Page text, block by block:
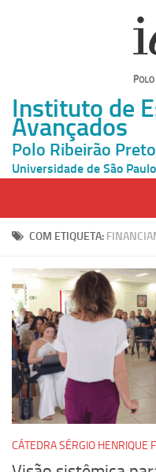
Instituto de
Avançados
Polo Ribeirão Preto
Universidade de São Paulo
Página Inicial
Inscrição
Atividades
Cátedras
Pesquisa
Grupos de Estudo
COM ETIQUETA:
CÁTEDRA SÉRGIO HENRIQUE